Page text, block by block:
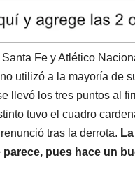
e
a
d
s
Fe y Atlético
utilizó a la mayoría de
llevó los tres puntos al
tuvo el cuadro
tras la derrota.
pues hace un